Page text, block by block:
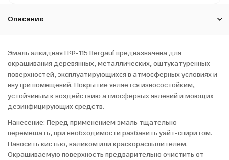
Описание
Эмаль алкидная ПФ-115 Bergauf предназначена для
окрашивания деревянных, металлических, оштукатуренных
поверхностей, эксплуатирующихся в атмосферных условиях и
внутри помещений. Покрытие является износостойким,
устойчивым к воздействию атмосферных явлений и моющих
дезинфицирующих средств.
Нанесение: Перед применением эмаль тщательно
перемешать, при необходимости разбавить уайт-спиритом.
Наносить кистью, валиком или краскораспылителем.
Окрашиваемую поверхность предварительно очистить от